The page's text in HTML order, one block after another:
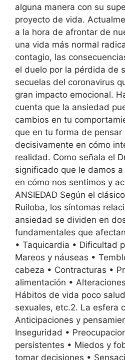
alguna manera con su
proyecto de vida.
a la hora de afrontar de
una vida más normal
contagio, las
el duelo por la pérdida de
secuelas del coronavirus
gran impacto emocional.
cuenta que la ansiedad
cambios en tu
que en tu forma de pensar
decisivamente en cómo
realidad. Como señala el
significado que le damos
en cómo nos sentimos y
ANSIEDAD Según el
Ruiloba, los síntomas
ansiedad se dividen en
fundamentales que
• Taquicardia • Dificultad
Mareos y náuseas •
cabeza • Contracturas •
alimentación •
Hábitos de vida poco
sexuales, etc.2. La esfera
Anticipaciones y
Inseguridad •
persistentes • Miedos y
tomar decisiones •